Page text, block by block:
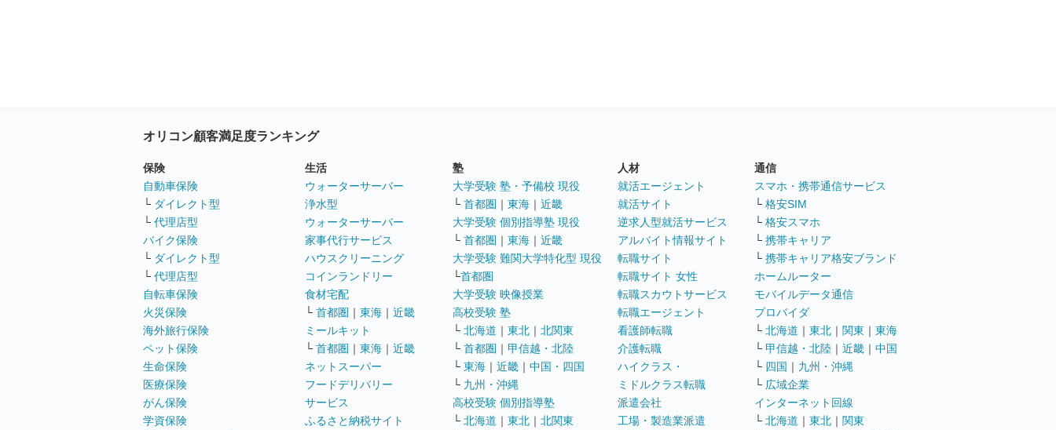
オリコン顧客満足度ランキング
保険
自動車保険
└ ダイレクト型
└ 代理店型
バイク保険
└ ダイレクト型
└ 代理店型
自転車保険
火災保険
海外旅行保険
ペット保険
生命保険
医療保険
がん保険
学資保険
生活
ウォーターサーバー
浄水型
ウォーターサーバー
家事代行サービス
ハウスクリーニング
コインランドリー
食材宅配
└ 首都圏 ｜ 東海 ｜ 近畿
ミールキット
└ 首都圏 ｜ 東海 ｜ 近畿
ネットスーパー
フードデリバリー
サービス
ふるさと納税サイト
塾
大学受験 塾・予備校 現役
└ 首都圏 ｜ 東海 ｜ 近畿
大学受験 個別指導塾 現役
└ 首都圏 ｜ 東海 ｜ 近畿
大学受験 難関大学特化型 現役
└首都圏
大学受験 映像授業
高校受験 塾
└ 北海道 ｜ 東北 ｜ 北関東
└ 首都圏 ｜ 甲信越・北陸
└ 東海 ｜ 近畿 ｜ 中国・四国
└ 九州・沖縄
高校受験 個別指導塾
└ 北海道 ｜ 東北 ｜ 北関東
人材
就活エージェント
就活サイト
逆求人型就活サービス
アルバイト情報サイト
転職サイト
転職サイト 女性
転職スカウトサービス
転職エージェント
看護師転職
介護転職
ハイクラス・
ミドルクラス転職
派遣会社
工場・製造業派遣
通信
スマホ・携帯通信サービス
└ 格安SIM
└ 格安スマホ
└ 携帯キャリア
└ 携帯キャリア格安ブランド
ホームルーター
モバイルデータ通信
プロバイダ
└ 北海道 ｜ 東北 ｜ 関東 ｜ 東海
└ 甲信越・北陸 ｜ 近畿 ｜ 中国
└ 四国 ｜ 九州・沖縄
└ 広域企業
インターネット回線
└ 北海道 ｜ 東北 ｜ 関東